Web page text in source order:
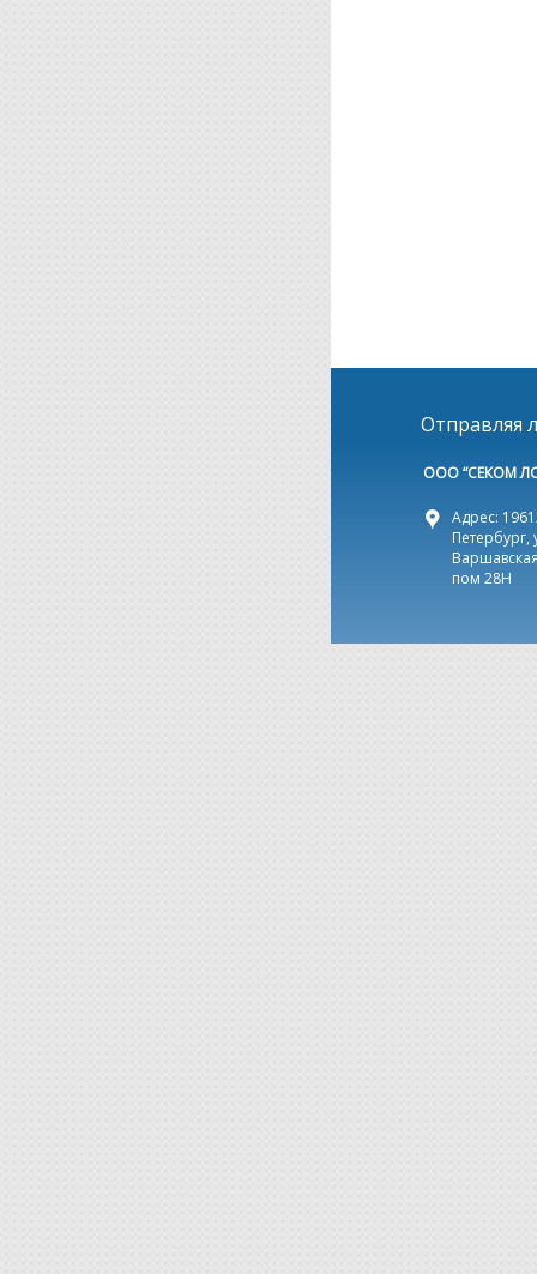
Отправляя
ООО “СЕКОМ
Адрес:
Петербург,
пом 28Н